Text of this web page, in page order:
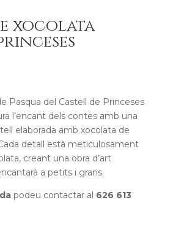
xocolata
Pasqua del Castell de Princeses
l’encant dels contes amb una
elaborada amb xocolata de
detall està meticulosament
creant una obra d’art
a petits i grans.
podeu contactar al 626 613